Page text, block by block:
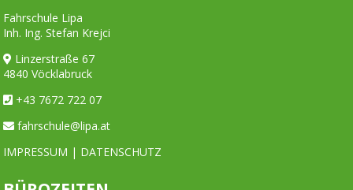
Fahrschule Lipa
Inh. Ing. Stefan Krejci
Linzerstraße 67
4840 Vöcklabruck
+43 7672 722 07
fahrschule@lipa.at
IMPRESSUM | DATENSCHUTZ